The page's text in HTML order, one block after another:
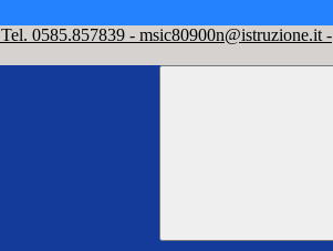
Tel. 0585.857839 - msic80900n@istruzione.it -